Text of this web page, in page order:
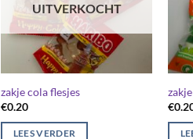
UITVERKOCHT
zakje cola flesjes
€0.20
LEES VERDER
€